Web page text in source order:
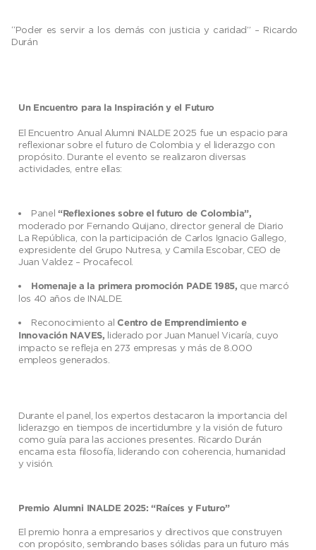
“Poder es servir a los demás con justicia y caridad” – Ricardo
Durán
Un Encuentro para la Inspiración y el Futuro
El Encuentro Anual Alumni INALDE 2025 fue un espacio para
reflexionar sobre el futuro de Colombia y el liderazgo con
propósito. Durante el evento se realizaron diversas
actividades, entre ellas:
Panel“Reflexiones sobre el futuro de Colombia”,
moderado por Fernando Quijano, director general de Diario
La República, con la participación de Carlos Ignacio Gallego,
expresidente del Grupo Nutresa, y Camila Escobar, CEO de
Juan Valdez – Procafecol.
Homenaje a la primera promoción PADE 1985, que marcó
los 40 años de INALDE.
Reconocimiento alCentro de Emprendimiento e
Innovación NAVES,
liderado por Juan Manuel Vicaría, cuyo
impacto se refleja en 273 empresas y más de 8.000
empleos generados.
Durante el panel, los expertos destacaron la importancia del
liderazgo en tiempos de incertidumbre y la visión de futuro
como guía para las acciones presentes. Ricardo Durán
encarna esta filosofía, liderando con coherencia, humanidad
y visión.
Premio Alumni INALDE 2025: “Raíces y Futuro”
El premio honra a empresarios y directivos que construyen
con propósito, sembrando bases sólidas para un futuro más